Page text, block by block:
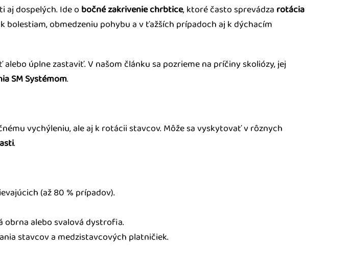
aj dospelých. Ide o bočné zakrivenie chrbtice, ktoré často sprevádza rotácia
bolestiam, obmedzeniu pohybu a v ťažších prípadoch aj k dýchacím
úplne zastaviť. V našom článku sa pozrieme na príčiny skoliózy, jej
SM Systémom.
vychýleniu, ale aj k rotácii stavcov. Môže sa vyskytovať v rôznych
.
(až 80 % prípadov).
obrna alebo svalová dystrofia.
stavcov a medzistavcových platničiek.